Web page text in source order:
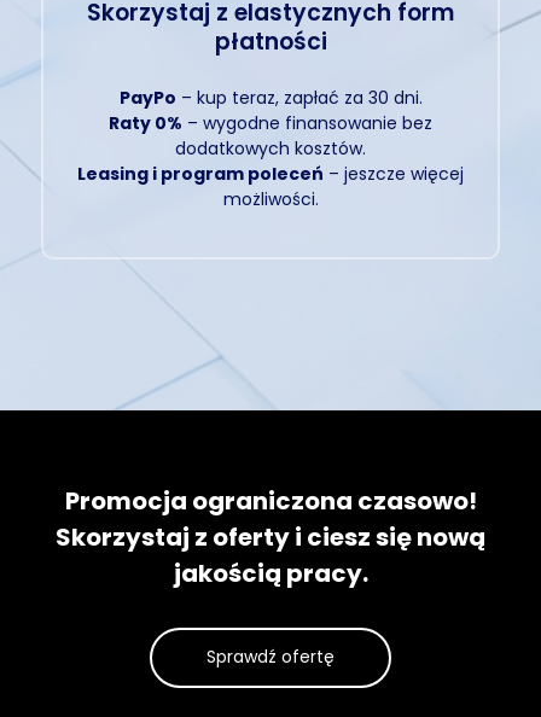
Skorzystaj z elastycznych form
płatności
PayPo – kup teraz, zapłać za 30 dni.
Raty 0% – wygodne finansowanie bez
dodatkowych kosztów.
Leasing i program poleceń – jeszcze więcej
możliwości.
Promocja ograniczona czasowo!
Skorzystaj z oferty i ciesz się nową
jakością pracy.
Sprawdź ofertę